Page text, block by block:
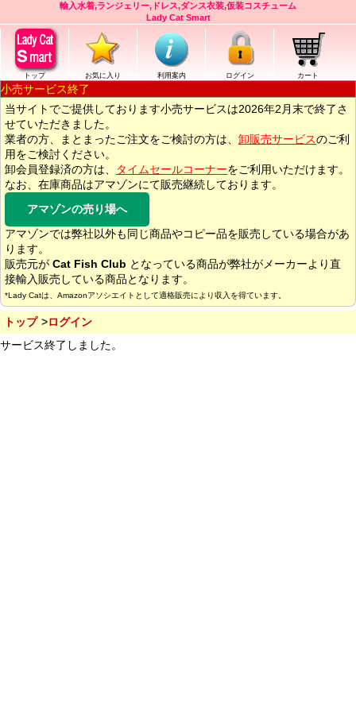
輸入水着,ランジェリー,ドレス,ダンス衣装,仮装コスチューム
Lady Cat Smart
トップ お気に入り 利用案内 ログイン カート
小売サービス終了
当サイトでご提供しております小売サービスは2026年2月末で終了さ
せていただきました。
業者の方、まとまったご注文をご検討の方は、 卸販売サービスのご利
用をご検討ください。
卸会員登録済の方は、
タイムセールコーナーをご利用いただけます。
なお、在庫商品はアマゾンにて販売継続しております。
アマゾンの売り場へ
アマゾンでは弊社以外も同じ商品やコピー品を販売している場合があ
ります。
販売元が Cat Fish Club となっている商品が弊社がメーカーより直
接輸入販売している商品となります。
*Lady Catは、Amazonアソシエイトとして適格販売により収入を得ています。
トップ
ログイン
サービス終了しました。